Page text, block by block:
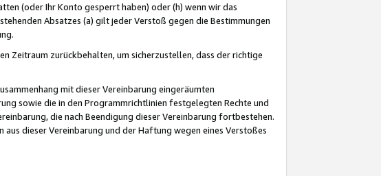
(oder Ihr Konto gesperrt haben) oder (h) wenn wir das
Absatzes (a) gilt jeder Verstoß gegen die Bestimmungen
Zeitraum zurückbehalten, um sicherzustellen, dass der richtige
mit dieser Vereinbarung eingeräumten
sowie die in den Programmrichtlinien festgelegten Rechte und
die nach Beendigung dieser Vereinbarung fortbestehen.
dieser Vereinbarung und der Haftung wegen eines Verstoßes